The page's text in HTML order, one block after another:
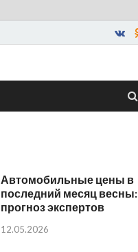
Автомобильные цены в
последний месяц весны:
прогноз экспертов
12.05.2026